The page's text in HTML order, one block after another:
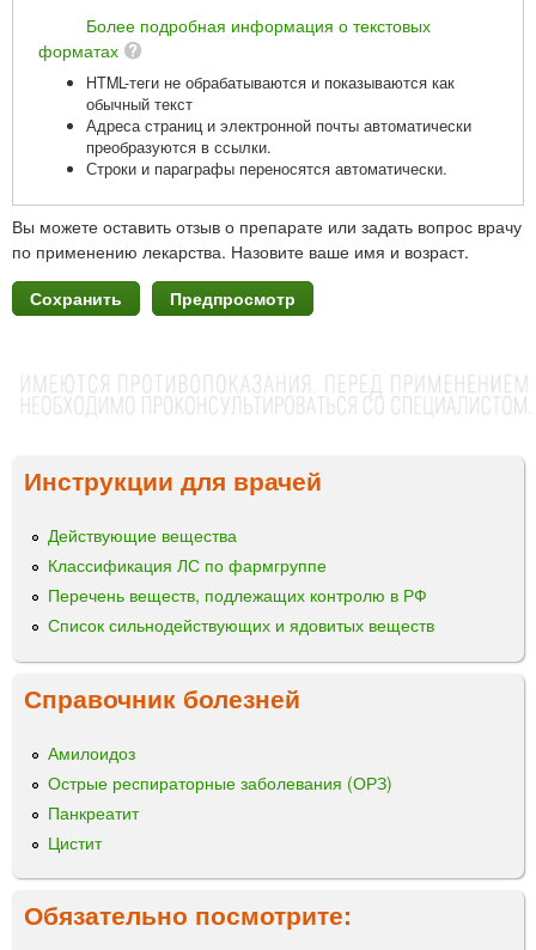
Более подробная информация о текстовых
форматах
HTML-теги не обрабатываются и показываются как
обычный текст
Адреса страниц и электронной почты автоматически
преобразуются в ссылки.
Строки и параграфы переносятся автоматически.
Вы можете оставить отзыв о препарате или задать вопрос врачу
по применению лекарства. Назовите ваше имя и возраст.
Инструкции для врачей
Действующие вещества
Классификация ЛС по фармгруппе
Перечень веществ, подлежащих контролю в РФ
Список сильнодействующих и ядовитых веществ
Справочник болезней
Амилоидоз
Острые респираторные заболевания (ОРЗ)
Панкреатит
Цистит
Обязательно посмотрите: